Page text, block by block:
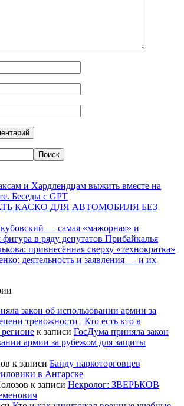
и Хардлендцам выжить вместе на
Беседы с GPT
КАСКО ДЛЯ АВТОМОБИЛЯ БЕЗ
— самая «мажорная» и
в ряду депутатов Прибайкалья
привнесённая сверху «технократка»
деятельность и заявления — и их
закон об использовании армии за
тревожности | Кто есть кто в
к записи ГосДума приняла закон
армии за рубежом для защиты
к записи Банду наркоторговцев
в Ангарске
к записи Некролог: ЗВЕРЬКОВ